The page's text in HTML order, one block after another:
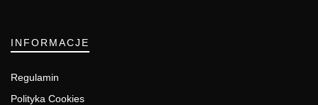
INFORMACJE
Regulamin
Polityka Cookies